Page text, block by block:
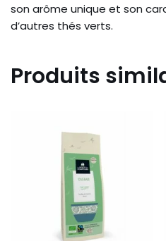
son arôme unique et son
d’autres thés verts.
Produits